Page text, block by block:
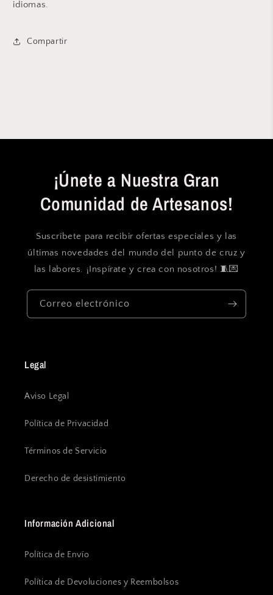
idiomas.
Compartir
¡Únete a Nuestra Gran
Comunidad de Artesanos!
Suscríbete para recibir ofertas especiales y las
últimas novedades del mundo del punto de cruz y
las labores. ¡Inspírate y crea con nosotros! 🧵💌
Correo electrónico
Legal
Aviso Legal
Política de Privacidad
Términos de Servicio
Derecho de desistimiento
Información Adicional
Política de Envío
Política de Devoluciones y Reembolsos